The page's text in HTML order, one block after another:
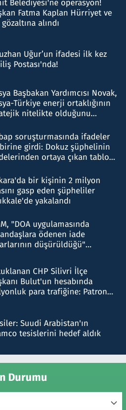
Belediyesi'ne operasyon!
Fatma Kaplan Hürriyet ve
alındı
Uğur’un ifadesi ilk kez
Postası'nda!
Başbakan Yardımcısı Novak,
Türkiye enerji ortaklığının
nitelikte olduğunu
soruşturmasında ifadeler
girdi: Dokuz şüphelinin
ortaya çıkan tablo
bir kişinin 2 milyon
gasp eden şüpheliler
yakalandı
"DOA uygulamasında
ödenen iade
düşürüldüğü"
CHP Silivri İlçe
Bulut'un hesabında
para trafiğine: Patron
Suudi Arabistan'ın
tesislerini hedef aldık
Durumu